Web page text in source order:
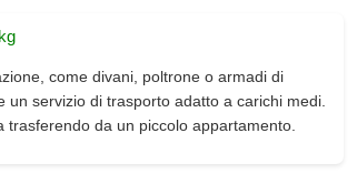
come divani, poltrone o armadi di
servizio di trasporto adatto a carichi medi.
da un piccolo appartamento.